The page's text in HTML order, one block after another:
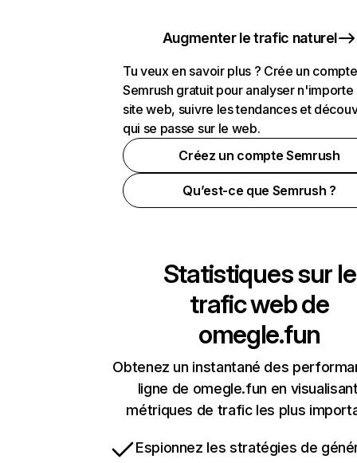
Augmenter le trafic naturel
Tu veux en savoir plus ? Crée un compte
Semrush gratuit pour analyser n'importe
site web, suivre les tendances et
qui se passe sur le web.
Créez un compte Semrush
Qu’est-ce que Semrush ?
Statistiques sur le
trafic web de
omegle.fun
Obtenez un instantané des
ligne de omegle.fun en
métriques de trafic les plus
Espionnez les stratégies de